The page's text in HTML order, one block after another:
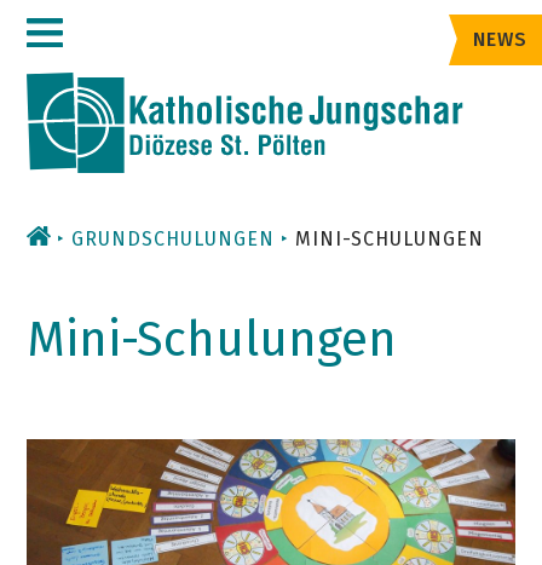
Zum
Inhalt
NEWS
GRUNDSCHULUNGEN MINI-SCHULUNGEN
Mini-Schulungen